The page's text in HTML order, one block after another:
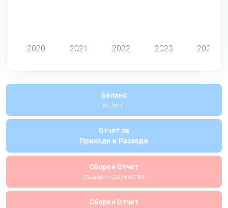
2020 2021 2022 2023 2024
Баланс
от до г.
Отчет за
Приходи и Разходи
Сборен Отчет
дъщерни дружества
Сборен Отчет